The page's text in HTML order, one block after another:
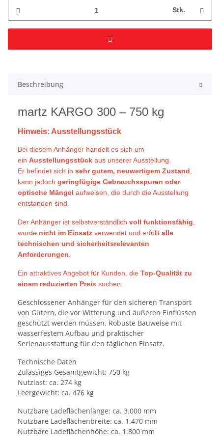
Stk.
Beschreibung
martz KARGO 300 – 750 kg
Hinweis: Ausstellungsstück
Bei diesem Anhänger handelt es sich um
ein Ausstellungsstück aus unserer Ausstellung.
Er befindet sich in sehr gutem, neuwertigem Zustand,
kann jedoch geringfügige Gebrauchsspuren oder
optische Mängel aufweisen, die durch die Ausstellung
entstanden sind.
Der Anhänger ist selbstverständlich voll funktionsfähig,
wurde nicht im Einsatz verwendet und erfüllt alle
technischen und sicherheitsrelevanten
Anforderungen.
Ein attraktives Angebot für Kunden, die Top-Qualität zu
einem reduzierten Preis suchen.
Geschlossener Anhänger für den sicheren Transport
von Gütern, die vor Witterung und äußeren Einflüssen
geschützt werden müssen. Robuste Bauweise mit
wasserfestem Aufbau und praktischer
Serienausstattung für den täglichen Einsatz.
Technische Daten
Zulässiges Gesamtgewicht: 750 kg
Nutzlast: ca. 274 kg
Leergewicht: ca. 476 kg
Nutzbare Ladeflächenlänge: ca. 3.000 mm
Nutzbare Ladeflächenbreite: ca. 1.470 mm
Nutzbare Ladeflächenhöhe: ca. 1.800 mm